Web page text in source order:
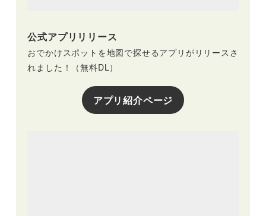
公式アプリリリース
おでかけスポットを地図で探せるアプリがリリースさ
れました！（無料DL）
アプリ紹介ページ